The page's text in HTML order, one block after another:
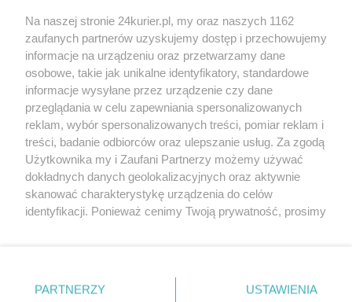
Zapamiętać?
Zaloguj
Zapomniałem hasła
Copyright © 2022 Kurier Szczeciński sp. z o.o.
Na naszej stronie 24kurier.pl, my oraz naszych 1162
zaufanych partnerów uzyskujemy dostęp i przechowujemy
informacje na urządzeniu oraz przetwarzamy dane
osobowe, takie jak unikalne identyfikatory, standardowe
informacje wysyłane przez urządzenie czy dane
przeglądania w celu zapewniania spersonalizowanych
reklam, wybór spersonalizowanych treści, pomiar reklam i
treści, badanie odbiorców oraz ulepszanie usług. Za zgodą
Użytkownika my i Zaufani Partnerzy możemy używać
dokładnych danych geolokalizacyjnych oraz aktywnie
skanować charakterystykę urządzenia do celów
identyfikacji. Ponieważ cenimy Twoją prywatność, prosimy
prywatności znajdujący się w lewym dolnym rogu strony
. Niektóre rodzaje przetwarzania danych nie wymagają
PARTNERZY USTAWIENIA